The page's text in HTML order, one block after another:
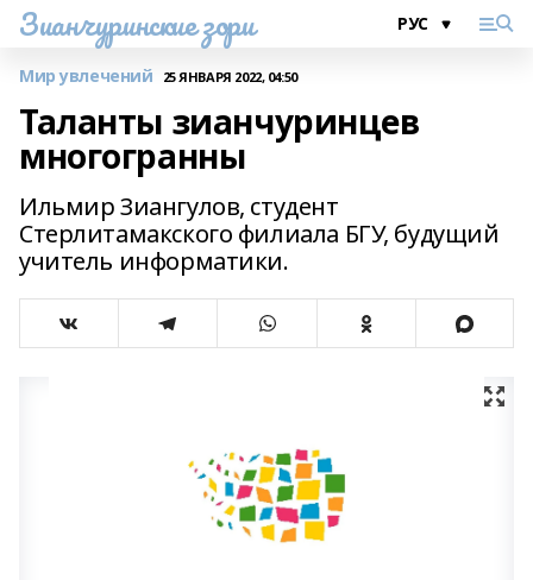
Зианчуринские зори
Мир увлечений 25 ЯНВАРЯ 2022, 04:50
Таланты зианчуринцев
многогранны
Ильмир Зиангулов, студент
Стерлитамакского филиала БГУ, будущий
учитель информатики.